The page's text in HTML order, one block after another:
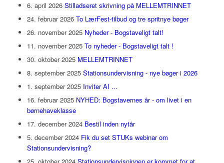
6. april 2026 Stilladseret skrivning på MELLEMTRINNET
24. februar 2026 To LærFest-tilbud og tre spritnye bøger
26. november 2025 Nyheder - Bogstaveligt talt!
11. november 2025 To nyheder - Bogstaveligt talt !
30. oktober 2025 MELLEMTRINNET
8. september 2025 Stationsundervisning - nye bøger i 2026
1. september 2025 Inviter AI ...
16. februar 2025 NYHED: Bogstavernes år - om livet i en
børnehaveklasse
17. december 2024 Bestil inden nytår
5. december 2024 Fik du set STUKs webinar om
Stationsundervisning?